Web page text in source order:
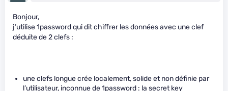
Bonjour,
j’utilise 1password qui dit chiffrer les données avec une clef
déduite de 2 clefs :
une clefs longue crée localement, solide et non définie par
l’utilisateur, inconnue de 1password : la secret key